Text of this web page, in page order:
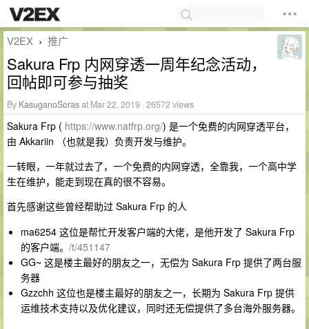
V2EX › 推广
Sakura Frp 内网穿透一周年纪念活动，
回帖即可参与抽奖
By KasuganoSorasat Mar 22, 2019 · 26572 views
Sakura Frp ( https://www.natfrp.org/) 是一个免费的内网穿透平台，
由 Akkariin （也就是我）负责开发与维护。
一转眼，一年就过去了，一个免费的内网穿透，全靠我，一个高中学
生在维护，能走到现在真的很不容易。
首先感谢这些曾经帮助过 Sakura Frp 的人
ma6254 这位是帮忙开发客户端的大佬，是他开发了 Sakura Frp
的客户端。 /t/451147
GG~ 这是楼主最好的朋友之一，无偿为 Sakura Frp 提供了两台服
务器
Gzzchh 这位也是楼主最好的朋友之一，长期为 Sakura Frp 提供
运维技术支持以及优化建议，同时还无偿提供了多台海外服务器。